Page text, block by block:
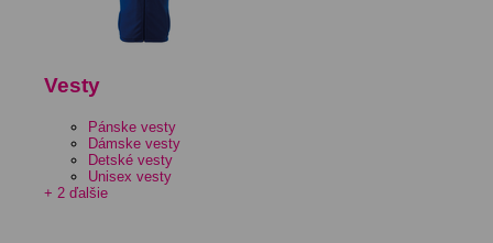
Vesty
Pánske vesty
Dámske vesty
Detské vesty
Unisex vesty
+ 2 ďalšie